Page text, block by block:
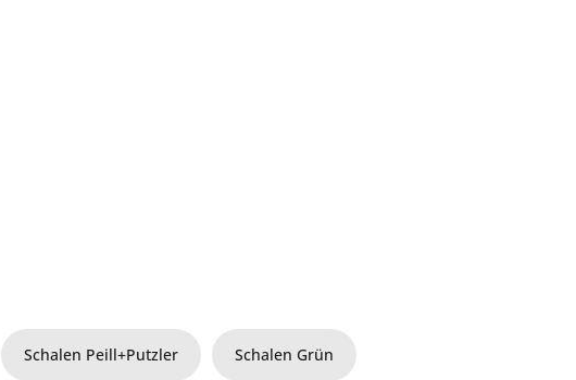
Schalen Peill+Putzler Schalen Grün